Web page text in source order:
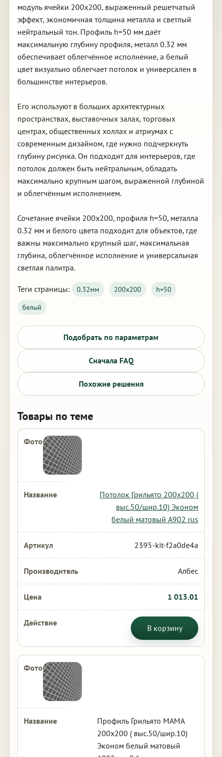
модуль ячейки 200х200, выраженный решетчатый
эффект, экономичная толщина металла и светлый
нейтральный тон. Профиль h=50 мм даёт
максимальную глубину профиля, металл 0.32 мм
обеспечивает облегчённое исполнение, а белый
цвет визуально облегчает потолок и универсален в
большинстве интерьеров.
Его используют в больших архитектурных
пространствах, выставочных залах, торговых
центрах, общественных холлах и атриумах с
современным дизайном, где нужно подчеркнуть
глубину рисунка. Он подходит для интерьеров, где
потолок должен быть нейтральным, обладать
максимально крупным шагом, выраженной глубиной
и облегчённым исполнением.
Сочетание ячейки 200х200, профиля h=50, металла
0.32 мм и белого цвета подходит для объектов, где
важны максимально крупный шаг, максимальная
глубина, облегчённое исполнение и универсальная
светлая палитра.
Теги страницы: 0.32мм 200х200
h=50
белый
Подобрать по параметрам
Сначала FAQ
Похожие решения
Товары по теме
Потолок Грильято 200х200 (
выс.50/шир.10) Эконом
белый матовый А902 rus
2395-kit-f2a0de4a
Албес
1 013.01
В корзину
Профиль Грильято МАМА
200х200 ( выс.50/шир.10)
Эконом белый матовый